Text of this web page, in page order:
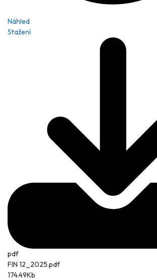
Náhled
Stažení
pdf
FIN 12_2025.pdf
174.49Kb